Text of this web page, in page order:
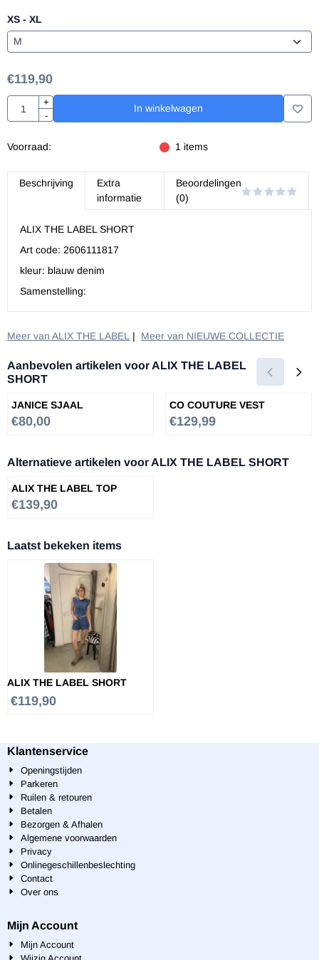
XS - XL
€119,90
Aantal
+
-
In winkelwagen
Voorraad: 1 items
Beschrijving
Extra
informatie
Beoordelingen
(0)
ALIX THE LABEL SHORT
Art code: 2606111817
kleur: blauw denim
Samenstelling:
Meer van ALIX THE LABEL | Meer van NIEUWE COLLECTIE
Aanbevolen artikelen voor ALIX THE LABEL
SHORT
JANICE SJAAL
Prijs: 80,00
€80,00
CO COUTURE VEST
Prijs: 129,99
€129,99
Alternatieve artikelen voor ALIX THE LABEL SHORT
ALIX THE LABEL TOP
Prijs: 139,90
€139,90
Laatst bekeken items
ALIX THE LABEL SHORT
€119,90
Klantenservice
Openingstijden
Parkeren
Ruilen & retouren
Betalen
Bezorgen & Afhalen
Algemene voorwaarden
Privacy
Onlinegeschillenbeslechting
Contact
Over ons
Mijn Account
Mijn Account